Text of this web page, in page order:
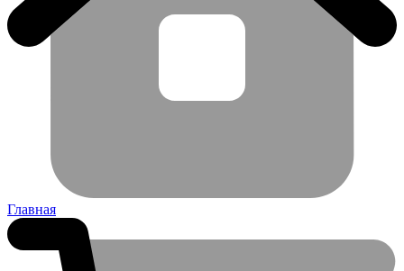
Главная